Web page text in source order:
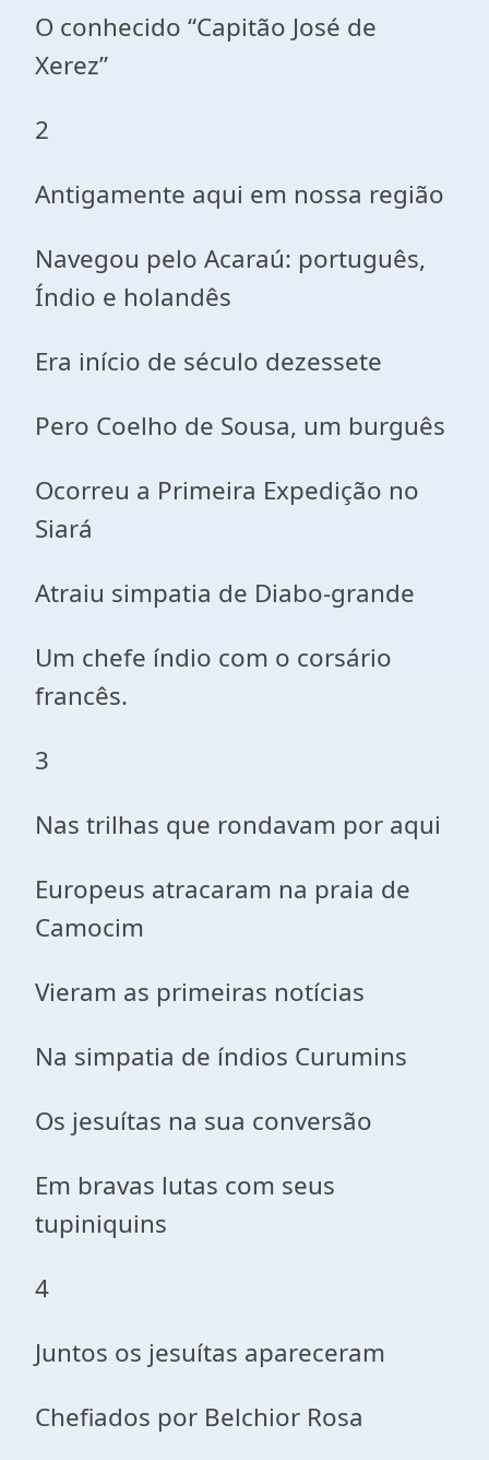
O conhecido “Capitão José de
Xerez”
2
Antigamente aqui em nossa região
Navegou pelo Acaraú: português,
Índio e holandês
Era início de século dezessete
Pero Coelho de Sousa, um burguês
Ocorreu a Primeira Expedição no
Siará
Atraiu simpatia de Diabo-grande
Um chefe índio com o corsário
francês.
3
Nas trilhas que rondavam por aqui
Europeus atracaram na praia de
Camocim
Vieram as primeiras notícias
Na simpatia de índios Curumins
Os jesuítas na sua conversão
Em bravas lutas com seus
tupiniquins
4
Juntos os jesuítas apareceram
Chefiados por Belchior Rosa